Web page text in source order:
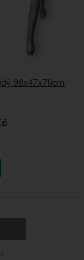
98x47x76cm